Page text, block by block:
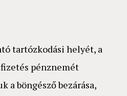
tartózkodási helyét, a
pénznemét
a böngésző bezárása,